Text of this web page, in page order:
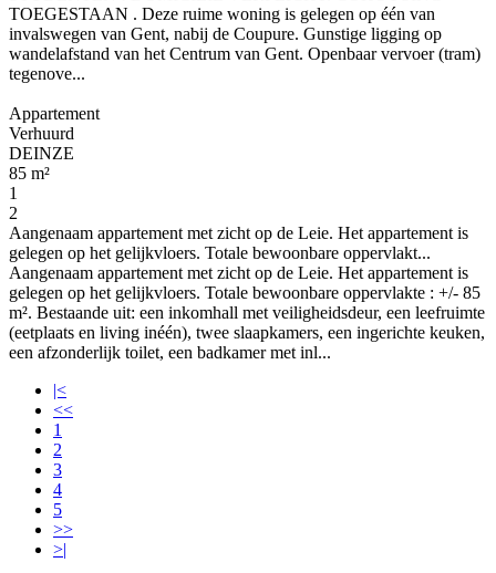
TOEGESTAAN . Deze ruime woning is gelegen op één van
invalswegen van Gent, nabij de Coupure. Gunstige ligging op
wandelafstand van het Centrum van Gent. Openbaar vervoer (tram)
tegenove...
Appartement
Verhuurd
DEINZE
85 m²
1
2
Aangenaam appartement met zicht op de Leie. Het appartement is
gelegen op het gelijkvloers. Totale bewoonbare oppervlakt...
Aangenaam appartement met zicht op de Leie. Het appartement is
gelegen op het gelijkvloers. Totale bewoonbare oppervlakte : +/- 85
m². Bestaande uit: een inkomhall met veiligheidsdeur, een leefruimte
(eetplaats en living inéén), twee slaapkamers, een ingerichte keuken,
een afzonderlijk toilet, een badkamer met inl...
|<
<<
1
2
3
4
5
>>
>|